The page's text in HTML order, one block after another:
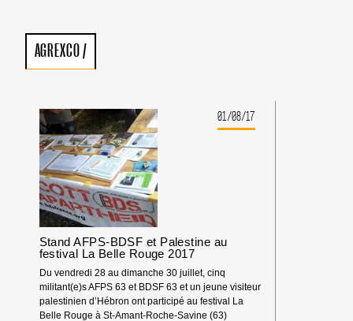
AGREXCO/
01/08/17
Stand AFPS-BDSF et Palestine au
festival La Belle Rouge 2017
Du vendredi 28 au dimanche 30 juillet, cinq
militant(e)s AFPS 63 et BDSF 63 et un jeune visiteur
palestinien d’Hébron ont participé au festival La
Belle Rouge à St-Amant-Roche-Savine (63)